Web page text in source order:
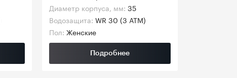
Диаметр корпуса, мм: 35
Водозащита: WR 30 (3 АТМ)
Пол: Женские
Подробнее